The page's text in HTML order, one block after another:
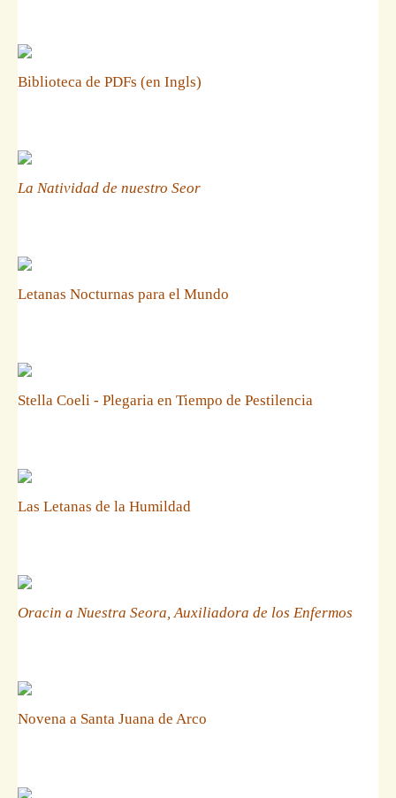
Biblioteca de PDFs (en Ingls)
La Natividad de nuestro Seor
Letanas Nocturnas para el Mundo
Stella Coeli - Plegaria en Tiempo de Pestilencia
Las Letanas de la Humildad
Oracin a Nuestra Seora, Auxiliadora de los Enfermos
Novena a Santa Juana de Arco